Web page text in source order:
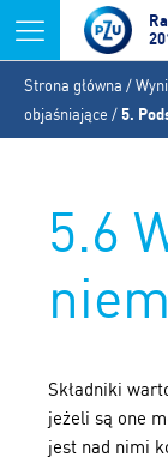
Jesteś
tutaj
Strona główna /
objaśniające /5.
5.6
Składniki
jeżeli są one
jest nad nimi